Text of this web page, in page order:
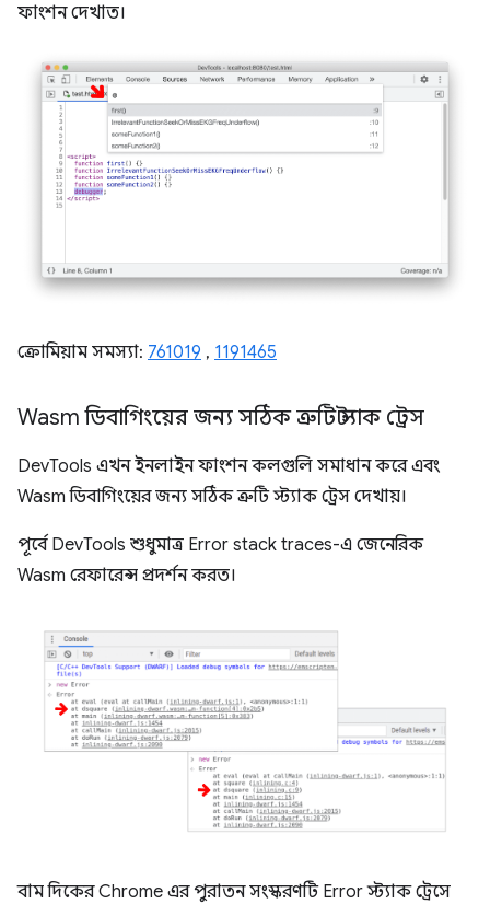
ফাংশন দেখাত।
ক্রোমিয়াম সমস্যা: 761019 , 1191465
Wasm ডিবাগিংয়ের জন্য সঠিক ত্রুটি স্ট্যাক ট্রেস
DevTools এখন ইনলাইন ফাংশন কলগুলি সমাধান করে এবং
Wasm ডিবাগিংয়ের জন্য সঠিক ত্রুটি স্ট্যাক ট্রেস দেখায়।
পূর্বে DevTools শুধুমাত্র Error stack traces-এ জেনেরিক
Wasm রেফারেন্স প্রদর্শন করত।
বাম দিকের Chrome এর পুরাতন সংস্করণটি Error স্ট্যাক ট্রেসে